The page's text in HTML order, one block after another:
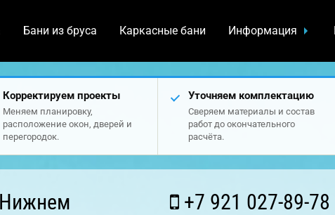
Бани из бруса Каркасные бани Информация
Корректируем проекты
Меняем планировку,
расположение окон, дверей и
перегородок.
Уточняем комплектацию
Сверяем материалы и состав
работ до окончательного
расчёта.
+7 921 027-89-78